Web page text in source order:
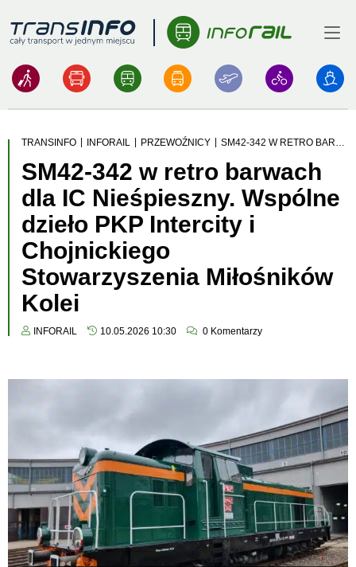
Logo Menu
TRANSINFO INFORAIL PRZEWOŹNICY SM42-342 W RETRO BARWACH DLA IC NIEŚPIESZNY. WSPÓLNE DZIEŁO PKP INTERCITY I CHOJNICKIEGO STOWARZYSZENIA MIŁOŚNIKÓW KOLEI
SM42-342 w retro barwach
dla IC Nieśpieszny. Wspólne
dzieło PKP Intercity i
Chojnickiego
Stowarzyszenia Miłośników
Kolei
INFORAIL 10.05.2026 10:30 0 Komentarzy